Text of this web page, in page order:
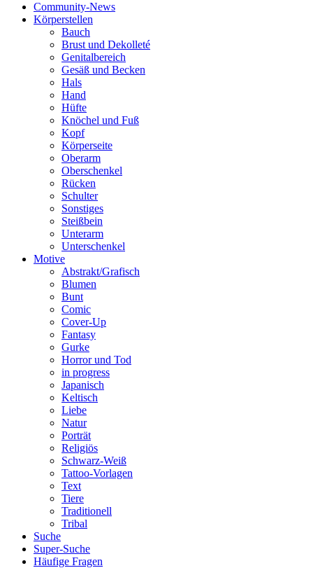
Community-News
Körperstellen
Bauch
Brust und Dekolleté
Genitalbereich
Gesäß und Becken
Hals
Hand
Hüfte
Knöchel und Fuß
Kopf
Körperseite
Oberarm
Oberschenkel
Rücken
Schulter
Sonstiges
Steißbein
Unterarm
Unterschenkel
Motive
Abstrakt/Grafisch
Blumen
Bunt
Comic
Cover-Up
Fantasy
Gurke
Horror und Tod
in progress
Japanisch
Keltisch
Liebe
Natur
Porträt
Religiös
Schwarz-Weiß
Tattoo-Vorlagen
Text
Tiere
Traditionell
Tribal
Suche
Super-Suche
Häufige Fragen